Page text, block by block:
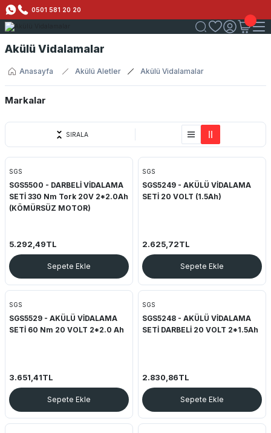
0501 581 20 20
Akülü Vidalamalar
Anasayfa Akülü Aletler Akülü Vidalamalar
Markalar
SGS
SIRALA
SGS
SGS5500 - DARBELİ VİDALAMA
SETİ 330 Nm Tork 20V 2*2.0Ah
(KÖMÜRSÜZ MOTOR)
5.292,49TL
Sepete Ekle
SGS
SGS5249 - AKÜLÜ VİDALAMA
SETİ 20 VOLT (1.5Ah)
2.625,72TL
Sepete Ekle
SGS
SGS5529 - AKÜLÜ VİDALAMA
SETİ 60 Nm 20 VOLT 2*2.0 Ah
3.651,41TL
Sepete Ekle
SGS
SGS5248 - AKÜLÜ VİDALAMA
SETİ DARBELİ 20 VOLT 2*1.5Ah
2.830,86TL
Sepete Ekle